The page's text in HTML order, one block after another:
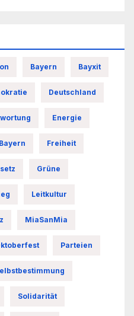
Bayern Bayxit
Deutschland
Energie
Freiheit
Grüne
Leitkultur
MiaSanMia
Parteien
Solidarität